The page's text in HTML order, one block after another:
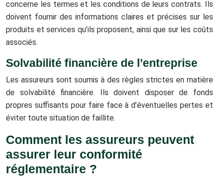
concerne les termes et les conditions de leurs contrats. Ils
doivent fournir des informations claires et précises sur les
produits et services qu’ils proposent, ainsi que sur les coûts
associés.
Solvabilité financière de l’entreprise
Les assureurs sont soumis à des règles strictes en matière
de solvabilité financière. Ils doivent disposer de fonds
propres suffisants pour faire face à d’éventuelles pertes et
éviter toute situation de faillite.
Comment les assureurs peuvent
assurer leur conformité
réglementaire ?